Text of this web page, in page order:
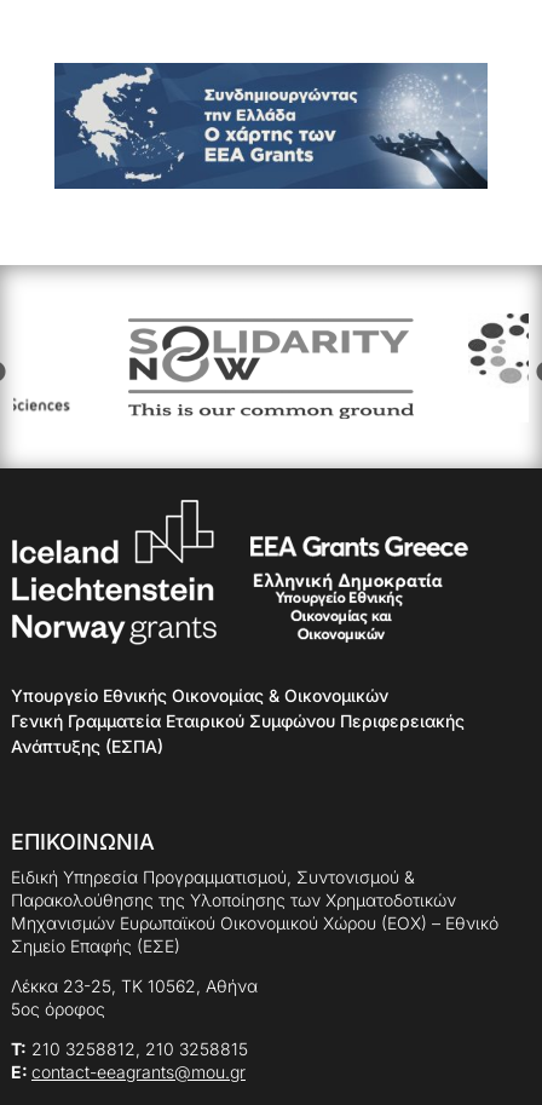
Υπουργείο Εθνικής Οικονομίας & Οικονομικών
Γενική Γραμματεία Εταιρικού Συμφώνου Περιφερειακής
Ανάπτυξης (ΕΣΠΑ)
ΕΠΙΚΟΙΝΩΝΙΑ
Ειδική Υπηρεσία Προγραμματισμού, Συντονισμού &
Παρακολούθησης της Υλοποίησης των Χρηματοδοτικών
Μηχανισμών Ευρωπαϊκού Οικονομικού Χώρου (ΕΟΧ) – Εθνικό
Σημείο Επαφής (ΕΣΕ)
Λέκκα 23-25, ΤΚ 10562, Αθήνα
5ος όροφος
Τ: 210 3258812, 210 3258815
E: contact-eeagrants@mou.gr